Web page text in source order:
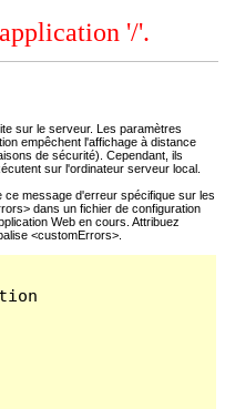
'/'.
sur le serveur. Les paramètres
empêchent l'affichage à distance
de sécurité). Cependant, ils
sur l'ordinateur serveur local.
ce message d'erreur spécifique sur les
dans un fichier de configuration
Web en cours. Attribuez
<customErrors>.